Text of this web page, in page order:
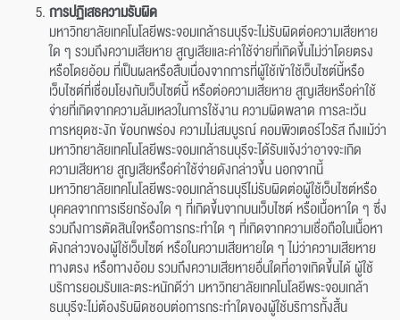
การปฏิเสธความรับผิด
มหาวิทยาลัยเทคโนโลยีพระจอมเกล้าธนบุรีจะไม่รับผิดต่อความเสียหาย
ใด ๆ รวมถึงความเสียหาย สูญเสียและค่าใช้จ่ายที่เกิดขึ้นไม่ว่าโดยตรง
หรือโดยอ้อม ที่เป็นผลหรือสืบเนื่องจากการที่ผู้ใช้เข้าใช้เว็บไซต์นี้หรือ
เว็บไซต์ที่เชื่อมโยงกับเว็บไซต์นี้ หรือต่อความเสียหาย สูญเสียหรือค่าใช้
จ่ายที่เกิดจากความล้มเหลวในการใช้งาน ความผิดพลาด การละเว้น
การหยุดชะงัก ข้อบกพร่อง ความไม่สมบูรณ์ คอมพิวเตอร์ไวรัส ถึงแม้ว่า
มหาวิทยาลัยเทคโนโลยีพระจอมเกล้าธนบุรีจะได้รับแจ้งว่าอาจจะเกิด
ความเสียหาย สูญเสียหรือค่าใช้จ่ายดังกล่าวขึ้น นอกจากนี้
มหาวิทยาลัยเทคโนโลยีพระจอมเกล้าธนบุรีไม่รับผิดต่อผู้ใช้เว็บไซต์หรือ
บุคคลจากการเรียกร้องใด ๆ ที่เกิดขึ้นจากบนเว็บไซต์ หรือเนื้อหาใด ๆ ซึ่ง
รวมถึงการตัดสินใจหรือการกระทำใด ๆ ที่เกิดจากความเชื่อถือในเนื้อหา
ดังกล่าวของผู้ใช้เว็บไซต์ หรือในความเสียหายใด ๆ ไม่ว่าความเสียหาย
ทางตรง หรือทางอ้อม รวมถึงความเสียหายอื่นใดที่อาจเกิดขึ้นได้ ผู้ใช้
บริการยอมรับและตระหนักดีว่า มหาวิทยาลัยเทคโนโลยีพระจอมเกล้า
ธนบุรีจะไม่ต้องรับผิดชอบต่อการกระทำใดของผู้ใช้บริการทั้งสิ้น